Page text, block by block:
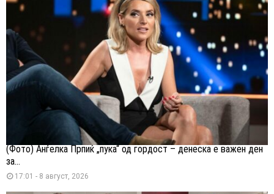
(Фото) Анѓелка Прпиќ „пука“ од гордост – денеска е важен ден
за...
17:01 - 8 август, 2026